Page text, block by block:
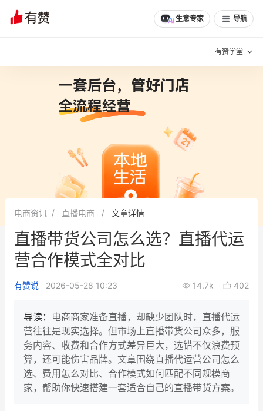
生意专家 导航
有赞学堂
增长方法
有赞专家说
新零售最佳实践
面对面聊增长
新零售大会 新零售茶会
增长产品指南
智库 产品场景库
产品更新动态 帮助中心
文章 问诊 分享
电商资讯 直播电商 文章详情
直播带货公司怎么选？直播代运
营合作模式全对比
有赞说 2026-05-28 10:23 14.7k 402
导读： 电商商家准备直播，却缺少团队时，直播代运
营往往是现实选择。但市场上直播带货公司众多，服
务内容、收费和合作方式差异巨大，选错不仅浪费预
算，还可能伤害品牌。文章围绕直播代运营公司怎么
选、费用怎么对比、合作模式如何匹配不同规模商
家，帮助你快速搭建一套适合自己的直播带货方案。